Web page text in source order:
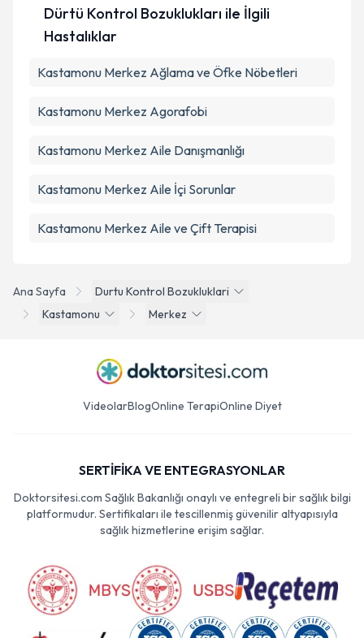
Ana Sayfa
Durtu Kontrol Bozukluklari
Kastamonu
Merkez
Dürtü Kontrol Bozuklukları ile İlgili
Hastalıklar
Kastamonu Merkez Ağlama ve Öfke Nöbetleri
Kastamonu Merkez Agorafobi
Kastamonu Merkez Aile Danışmanlığı
Kastamonu Merkez Aile İçi Sorunlar
Kastamonu Merkez Aile ve Çift Terapisi
VideolarBlogOnline TerapiOnline Diyet
SERTİFİKA VE ENTEGRASYONLAR
Doktorsitesi.com Sağlık Bakanlığı onaylı ve entegreli bir sağlık bilgi
platformudur. Sertifikaları ile tescillenmiş güvenilir altyapısıyla
sağlık hizmetlerine erişim sağlar.